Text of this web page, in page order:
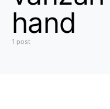
hand
1 post